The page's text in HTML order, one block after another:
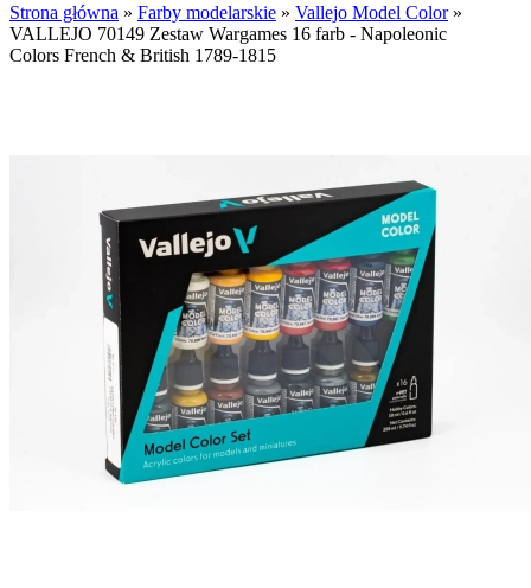
Strona główna » Farby modelarskie » Vallejo Model Color»
VALLEJO 70149 Zestaw Wargames 16 farb - Napoleonic
Colors French & British 1789-1815